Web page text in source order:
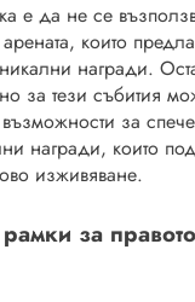
е да не се
които
награди.
за тези събития
за
награди, които
изживяване.
за